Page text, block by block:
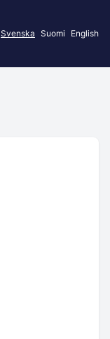
Svenska Suomi English